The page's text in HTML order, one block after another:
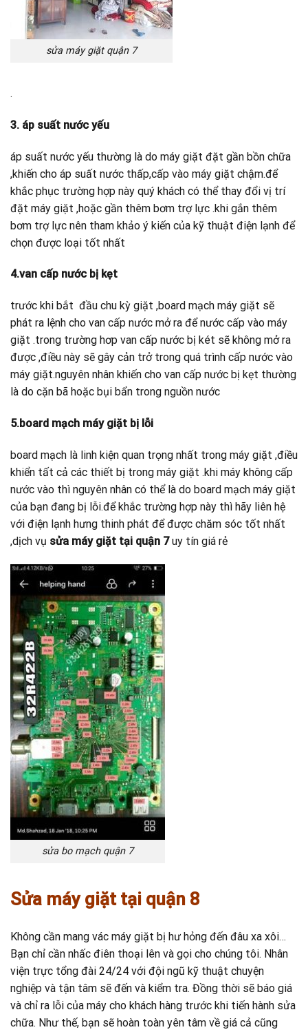
sửa máy giặt quận 7
.
3. áp suất nước yếu
áp suất nước yếu thường là do máy giặt đặt gần bồn chữa
,khiến cho áp suất nước thấp,cấp vào máy giặt chậm.để
khắc phục trường hợp này quý khách có thể thay đổi vị trí
đặt máy giặt ,hoặc gần thêm bơm trợ lực .khi gắn thêm
bơm trợ lực nên tham khảo ý kiến của kỹ thuật điện lạnh để
chọn được loại tốt nhất
4.van cấp nước bị kẹt
trước khi bắt đầu chu kỳ giặt ,board mạch máy giặt sẽ
phát ra lệnh cho van cấp nước mở ra để nước cấp vào máy
giặt .trong trường hơp van cấp nước bị két sẽ không mở ra
được ,điều này sẽ gây cản trở trong quá trình cấp nước vào
máy giặt.nguyên nhân khiến cho van cấp nước bị kẹt thường
là do cặn bã hoặc bụi bẩn trong nguồn nước
5.board mạch máy giặt bị lỗi
board mạch là linh kiện quan trọng nhất trong máy giặt ,điều
khiển tất cả các thiết bị trong máy giặt .khi máy không cấp
nước vào thì nguyên nhân có thể là do board mạch máy giặt
của bạn đang bị lỗi.để khắc trường hợp này thì hãy liên hệ
với điện lạnh hưng thinh phát để được chăm sóc tốt nhất
,dịch vụ sửa máy giặt tại quận 7uy tín giá rẻ
sửa bo mạch quận 7
Sửa máy giặt tại quận 8
Không cần mang vác máy giặt bị hư hỏng đến đâu xa xôi…
Bạn chỉ cần nhấc điên thoại lên và gọi cho chúng tôi. Nhân
viện trực tổng đài 24/24 với đội ngũ kỹ thuật chuyện
nghiệp và tận tâm sẽ đến và kiểm tra. Đồng thời sẽ báo giá
và chỉ ra lỗi của máy cho khách hàng trước khi tiến hành sửa
chữa. Như thế, bạn sẽ hoàn toàn yên tâm về giá cả cũng